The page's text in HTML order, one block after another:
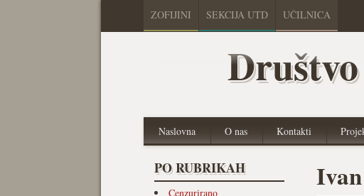
ZOFIJINI SEKCIJA UTD UČILNICA
Naslovna O nas Kontakti
PO RUBRIKAH
Cenzurirano